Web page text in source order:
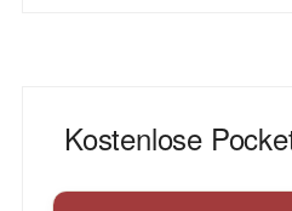
Kostenlose